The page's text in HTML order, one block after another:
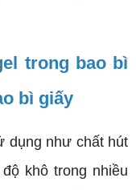
trong bao bì
bì giấy
dụng như chất hút
khô trong nhiều